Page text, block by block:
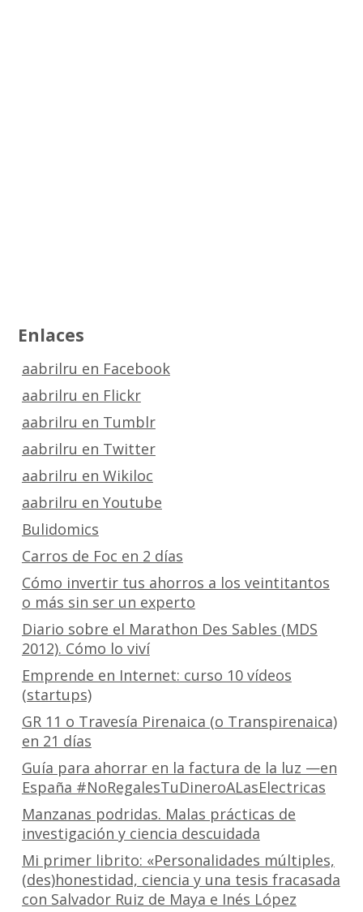
Enlaces
aabrilru en Facebook
aabrilru en Flickr
aabrilru en Tumblr
aabrilru en Twitter
aabrilru en Wikiloc
aabrilru en Youtube
Bulidomics
Carros de Foc en 2 días
Cómo invertir tus ahorros a los veintitantos
o más sin ser un experto
Diario sobre el Marathon Des Sables (MDS
2012). Cómo lo viví
Emprende en Internet: curso 10 vídeos
(startups)
GR 11 o Travesía Pirenaica (o Transpirenaica)
en 21 días
Guía para ahorrar en la factura de la luz —en
España #NoRegalesTuDineroALasElectricas
Manzanas podridas. Malas prácticas de
investigación y ciencia descuidada
Mi primer librito: «Personalidades múltiples,
(des)honestidad, ciencia y una tesis fracasada
con Salvador Ruiz de Maya e Inés López